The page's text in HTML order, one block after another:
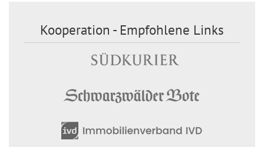
Kooperation - Empfohlene Links